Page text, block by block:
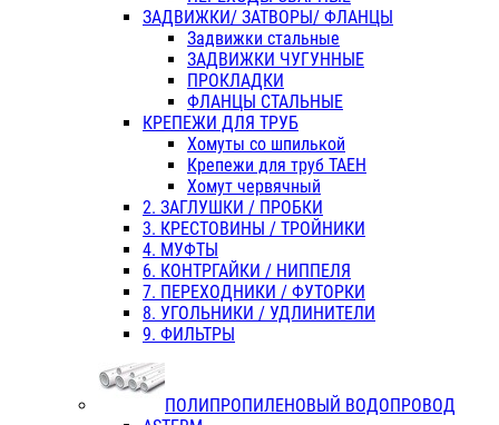
ЗАДВИЖКИ/ ЗАТВОРЫ/ ФЛАНЦЫ
Задвижки стальные
ЗАДВИЖКИ ЧУГУННЫЕ
ПРОКЛАДКИ
ФЛАНЦЫ СТАЛЬНЫЕ
КРЕПЕЖИ ДЛЯ ТРУБ
Хомуты со шпилькой
Крепежи для труб ТАЕН
Хомут червячный
2. ЗАГЛУШКИ / ПРОБКИ
3. КРЕСТОВИНЫ / ТРОЙНИКИ
4. МУФТЫ
6. КОНТРГАЙКИ / НИППЕЛЯ
7. ПЕРЕХОДНИКИ / ФУТОРКИ
8. УГОЛЬНИКИ / УДЛИНИТЕЛИ
9. ФИЛЬТРЫ
ПОЛИПРОПИЛЕНОВЫЙ ВОДОПРОВОД